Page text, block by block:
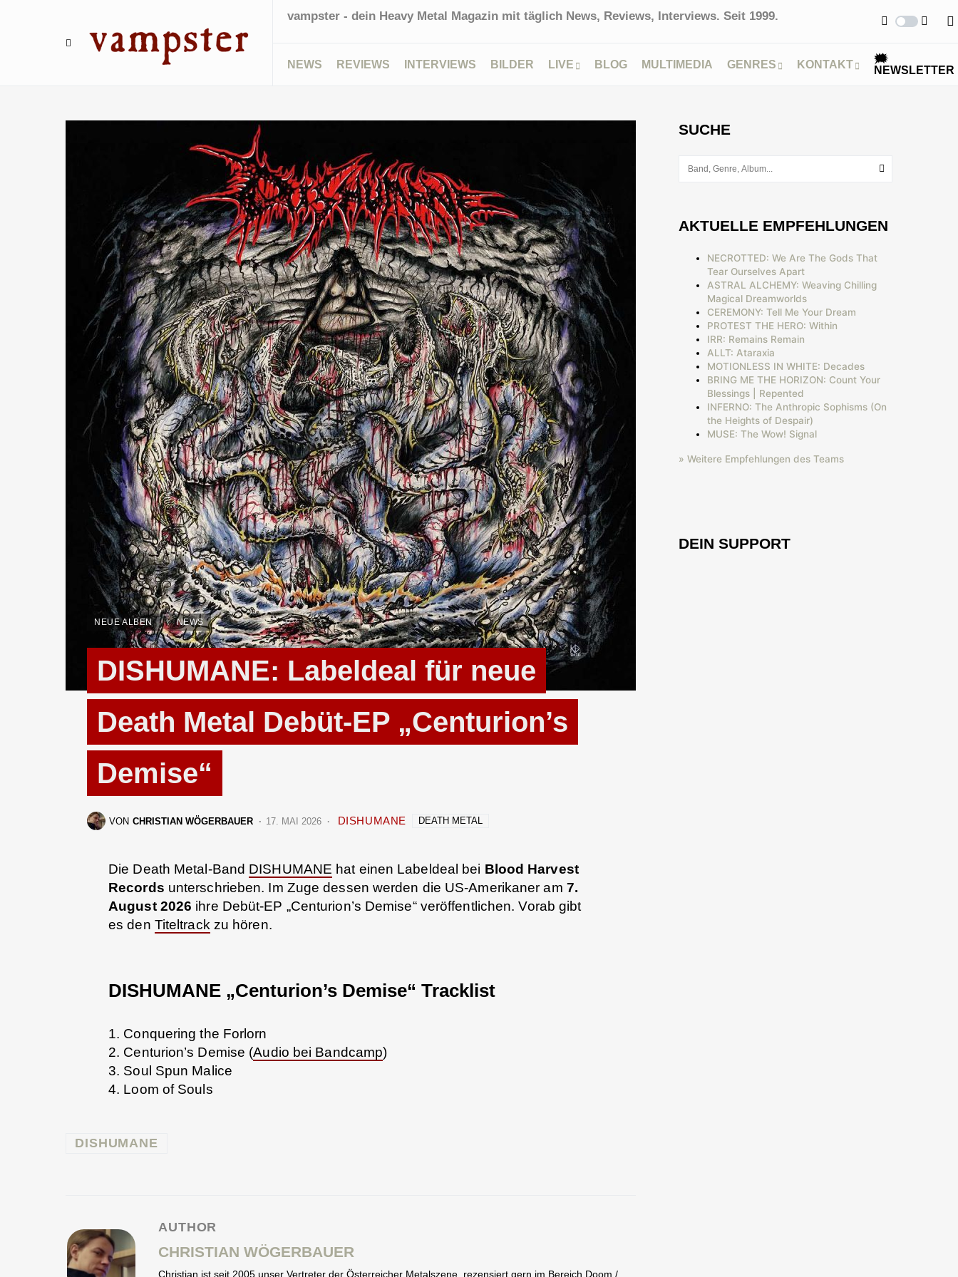
vampster - dein Heavy Metal Magazin mit täglich News, Reviews, Interviews. Seit 1999.
NEWS REVIEWS INTERVIEWS BILDER LIVE BLOG MULTIMEDIA GENRES KONTAKT
🗯
NEWSLETTER
NEUE ALBEN NEWS
DISHUMANE: Labeldeal für neue
Death Metal Debüt-EP „Centurion’s
Demise“
VON CHRISTIAN WÖGERBAUER 17. MAI 2026 DISHUMANE DEATH METAL
Die Death Metal-Band DISHUMANE hat einen Labeldeal bei Blood Harvest
Records unterschrieben. Im Zuge dessen werden die US-Amerikaner am 7.
August 2026 ihre Debüt-EP „Centurion’s Demise“ veröffentlichen. Vorab gibt
es den Titeltrackzu hören.
DISHUMANE „Centurion’s Demise“ Tracklist
1. Conquering the Forlorn
2. Centurion’s Demise (Audio bei Bandcamp)
3. Soul Spun Malice
4. Loom of Souls
DISHUMANE
AUTHOR
CHRISTIAN WÖGERBAUER
Christian ist seit 2005 unser Vertreter der Österreicher Metalszene, rezensiert gern im Bereich Doom /
SUCHE
AKTUELLE EMPFEHLUNGEN
NECROTTED: We Are The Gods That
Tear Ourselves Apart
ASTRAL ALCHEMY: Weaving Chilling
Magical Dreamworlds
CEREMONY: Tell Me Your Dream
PROTEST THE HERO: Within
IRR: Remains Remain
ALLT: Ataraxia
MOTIONLESS IN WHITE: Decades
BRING ME THE HORIZON: Count Your
Blessings | Repented
INFERNO: The Anthropic Sophisms (On
the Heights of Despair)
MUSE: The Wow! Signal
» Weitere Empfehlungen des Teams
DEIN SUPPORT